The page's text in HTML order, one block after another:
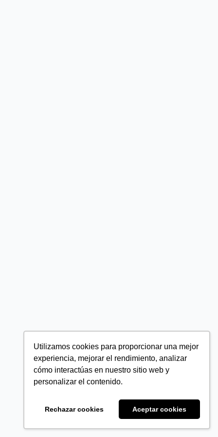
Utilizamos cookies para proporcionar una mejor
experiencia, mejorar el rendimiento, analizar
cómo interactúas en nuestro sitio web y
personalizar el contenido.
Rechazar cookies Aceptar cookies